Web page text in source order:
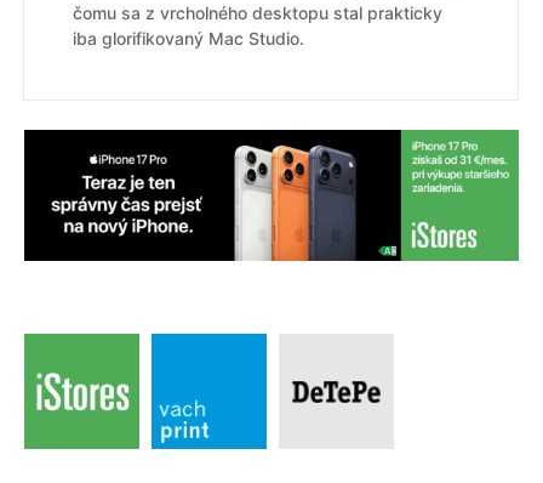
čomu sa z vrcholného desktopu stal prakticky
iba glorifikovaný Mac Studio.